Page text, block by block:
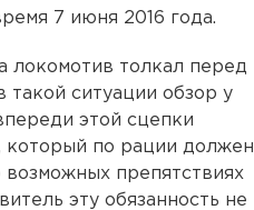
7 июня 2016 года.
локомотив толкал перед
такой ситуации обзор у
этой сцепки
который по рации должен
препятствиях
эту обязанность не